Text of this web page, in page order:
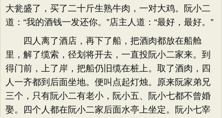
大瓮盛了，买了二十斤生熟牛肉，一对大鸡。阮小二
道：“我的酒钱一发还你。”店主人道：“最好，最好。”
四人离了酒店，再下了船，把酒肉都放在船舱
里，解了缆索，径划将开去，一直投阮小二家来。到
得门前，上了岸，把船仍旧缆在桩上。取了酒肉，四
人一齐都到后面坐地。便叫点起灯烛。原来阮家弟兄
三个，只有阮小二有老小，阮小五、阮小七都不曾婚
娶。四个人都在阮小二家后面水亭上坐定。阮小七宰